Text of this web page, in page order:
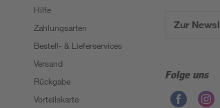
Hilfe
Zahlungsarten
Bestell- & Lieferservices
Versand
Rückgabe
Vorteilskarte
Zur
Folge uns